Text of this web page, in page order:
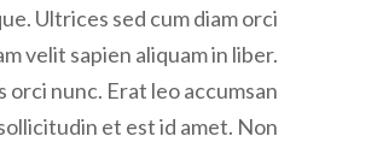
Ultrices sed cum diam orci
velit sapien aliquam in liber.
nunc. Erat leo accumsan
et est id amet. Non